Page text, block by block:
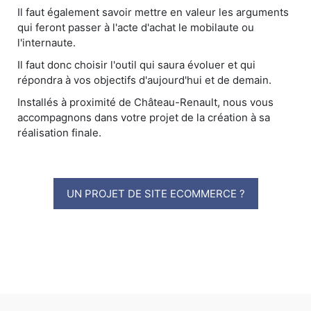
Il faut également savoir mettre en valeur les arguments
qui feront passer à l'acte d'achat le mobilaute ou
l'internaute.
Il faut donc choisir l'outil qui saura évoluer et qui
répondra à vos objectifs d'aujourd'hui et de demain.
Installés à proximité de Château-Renault, nous vous
accompagnons dans votre projet de la création à sa
réalisation finale.
UN PROJET DE SITE ECOMMERCE ?